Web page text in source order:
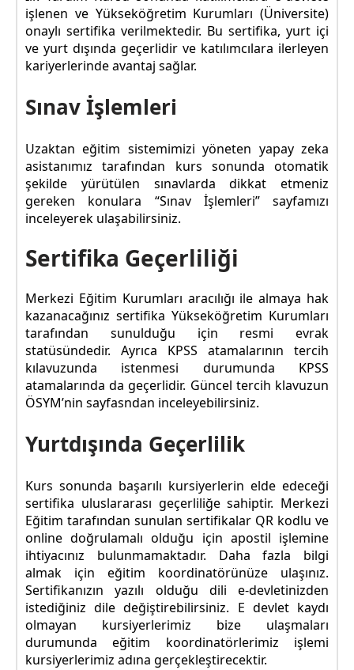
işlenen ve Yükseköğretim Kurumları (Üniversite)
onaylı sertifika verilmektedir. Bu sertifika, yurt içi
ve yurt dışında geçerlidir ve katılımcılara ilerleyen
kariyerlerinde avantaj sağlar.
Sınav İşlemleri
Uzaktan eğitim sistemimizi yöneten yapay zeka
asistanımız tarafından kurs sonunda otomatik
şekilde yürütülen sınavlarda dikkat etmeniz
gereken konulara “Sınav İşlemleri” sayfamızı
inceleyerek ulaşabilirsiniz.
Sertifika Geçerliliği
Merkezi Eğitim Kurumları aracılığı ile almaya hak
kazanacağınız sertifika Yükseköğretim Kurumları
tarafından sunulduğu için resmi evrak
statüsündedir. Ayrıca KPSS atamalarının tercih
kılavuzunda istenmesi durumunda KPSS
atamalarında da geçerlidir. Güncel tercih klavuzun
ÖSYM’nin sayfasndan inceleyebilirsiniz.
Yurtdışında Geçerlilik
Kurs sonunda başarılı kursiyerlerin elde edeceği
sertifika uluslararası geçerliliğe sahiptir. Merkezi
Eğitim tarafından sunulan sertifikalar QR kodlu ve
online doğrulamalı olduğu için apostil işlemine
ihtiyacınız bulunmamaktadır. Daha fazla bilgi
almak için eğitim koordinatörünüze ulaşınız.
Sertifikanızın yazılı olduğu dili e-devletinizden
istediğiniz dile değiştirebilirsiniz. E devlet kaydı
olmayan kursiyerlerimiz bize ulaşmaları
durumunda eğitim koordinatörlerimiz işlemi
kursiyerlerimiz adına gerçekleştirecektir.